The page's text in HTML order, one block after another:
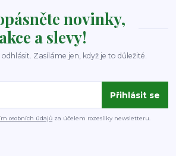
novinky,
akce a slevy!
Zasíláme jen, když je to důležité.
Přihlásit se
osobních údajů za účelem rozesílky newsletteru.